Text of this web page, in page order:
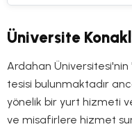
Üniversite
Ardahan Üniversitesi'nin
tesisi bulunmaktadır
yönelik bir yurt hizmeti
ve misafirlere hizmet